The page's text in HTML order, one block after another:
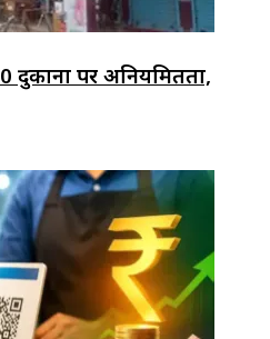
दुकानों पर अनियमितता,